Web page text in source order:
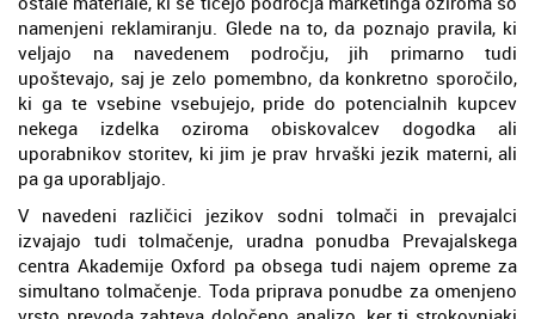
namenjeni reklamiranju. Glede na to, da poznajo pravila, ki
veljajo na navedenem področju, jih primarno tudi
upoštevajo, saj je zelo pomembno, da konkretno sporočilo,
ki ga te vsebine vsebujejo, pride do potencialnih kupcev
nekega izdelka oziroma obiskovalcev dogodka ali
uporabnikov storitev, ki jim je prav hrvaški jezik materni, ali
pa ga uporabljajo.
V navedeni različici jezikov sodni tolmači in prevajalci
izvajajo tudi tolmačenje, uradna ponudba Prevajalskega
centra Akademije Oxford pa obsega tudi najem opreme za
simultano tolmačenje. Toda priprava ponudbe za omenjeno